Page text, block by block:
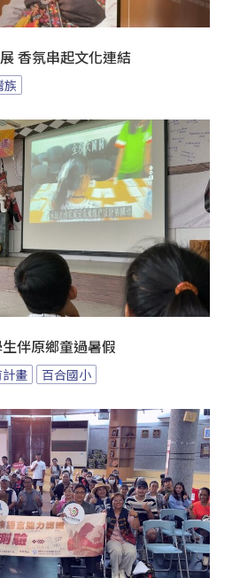
香氛串起文化連結
族
伴原鄉童過暑假
畫 百合國小